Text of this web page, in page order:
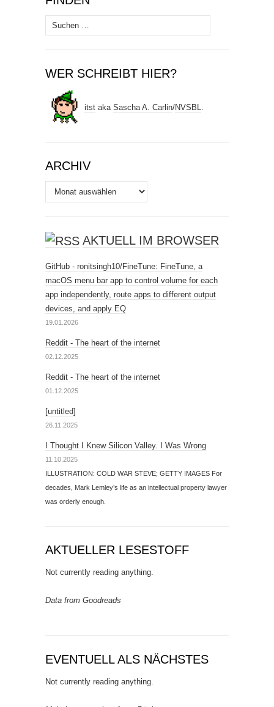
Suchen
nach:
WER SCHREIBT HIER?
itst aka Sascha A. Carlin/NVSBL.
ARCHIV
Archiv
AKTUELL IM BROWSER
GitHub - ronitsingh10/FineTune: FineTune, a
macOS menu bar app to control volume for each
app independently, route apps to different output
devices, and apply EQ
19.01.2026
Reddit - The heart of the internet
02.12.2025
Reddit - The heart of the internet
01.12.2025
[untitled]
26.11.2025
I Thought I Knew Silicon Valley. I Was Wrong
11.10.2025
ILLUSTRATION: COLD WAR STEVE; GETTY IMAGES For
decades, Mark Lemley’s life as an intellectual property lawyer
was orderly enough.
AKTUELLER LESESTOFF
Not currently reading anything.
Data from Goodreads
EVENTUELL ALS NÄCHSTES
Not currently reading anything.